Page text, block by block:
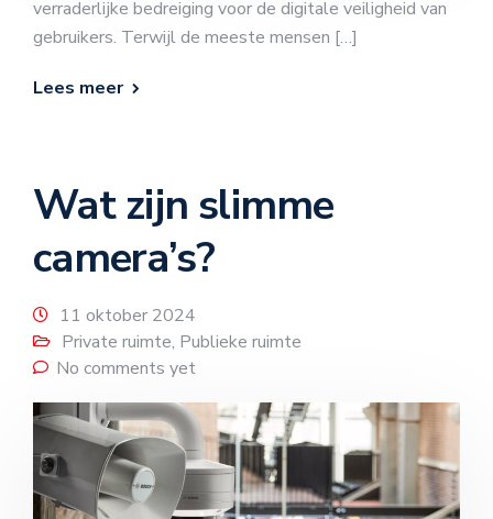
verraderlijke bedreiging voor de digitale veiligheid van
gebruikers. Terwijl de meeste mensen […]
Lees meer
Wat zijn slimme
camera’s?
11 oktober 2024
Private ruimte, Publieke ruimte
No comments yet